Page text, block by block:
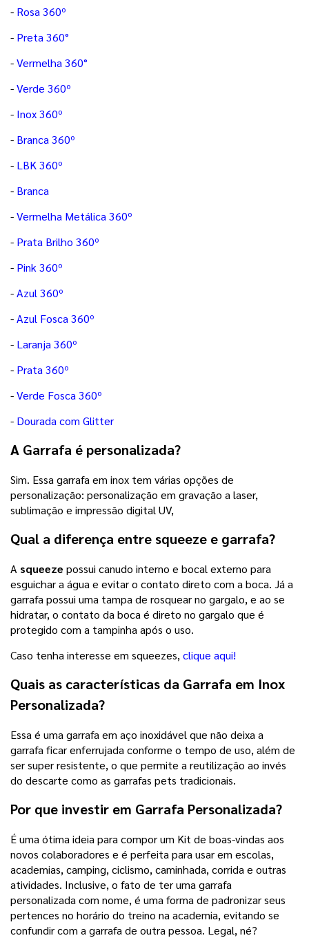
- Rosa 360º
- Preta 360°
-Vermelha 360°
-Verde 360º
- Inox 360º
- Branca 360º
- LBK 360º
- Branca
-Vermelha Metálica 360º
- Prata Brilho 360º
- Pink 360º
-Azul 360º
-Azul Fosca 360º
- Laranja 360º
- Prata 360º
-Verde Fosca 360º
- Dourada com Glitter
A Garrafa é personalizada?
Sim. Essa garrafa em inox tem várias opções de
personalização: personalização em gravação a laser,
sublimação e impressão digital UV,
Qual a diferença entre squeeze e garrafa?
A squeeze possui canudo interno e bocal externo para
esguichar a água e evitar o contato direto com a boca. Já a
garrafa possui uma tampa de rosquear no gargalo, e ao se
hidratar, o contato da boca é direto no gargalo que é
protegido com a tampinha após o uso.
Caso tenha interesse em squeezes, clique aqui!
Quais as características da Garrafa em Inox
Personalizada?
Essa é uma garrafa em aço inoxidável que não deixa a
garrafa ficar enferrujada conforme o tempo de uso, além de
ser super resistente, o que permite a reutilização ao invés
do descarte como as garrafas pets tradicionais.
Por que investir em Garrafa Personalizada?
É uma ótima ideia para compor um Kit de boas-vindas aos
novos colaboradores e é perfeita para usar em escolas,
academias, camping, ciclismo, caminhada, corrida e outras
atividades. Inclusive, o fato de ter uma garrafa
personalizada com nome, é uma forma de padronizar seus
pertences no horário do treino na academia, evitando se
confundir com a garrafa de outra pessoa. Legal, né?